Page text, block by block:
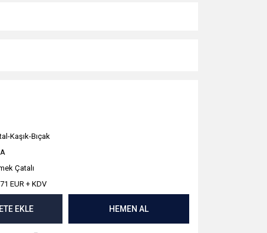
Kaşık-Bıçak
Çatalı
EUR + KDV
EKLE HEMEN AL